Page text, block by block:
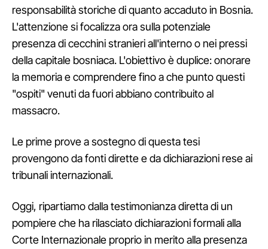
responsabilità storiche di quanto accaduto in Bosnia.
L'attenzione si focalizza ora sulla potenziale
presenza di cecchini stranieri all'interno o nei pressi
della capitale bosniaca. L'obiettivo è duplice: onorare
la memoria e comprendere fino a che punto questi
"ospiti" venuti da fuori abbiano contribuito al
massacro.
Le prime prove a sostegno di questa tesi
provengono da fonti dirette e da dichiarazioni rese ai
tribunali internazionali.
Oggi, ripartiamo dalla testimonianza diretta di un
pompiere che ha rilasciato dichiarazioni formali alla
Corte Internazionale proprio in merito alla presenza